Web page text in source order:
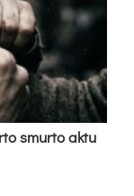
smur­to ak­tu